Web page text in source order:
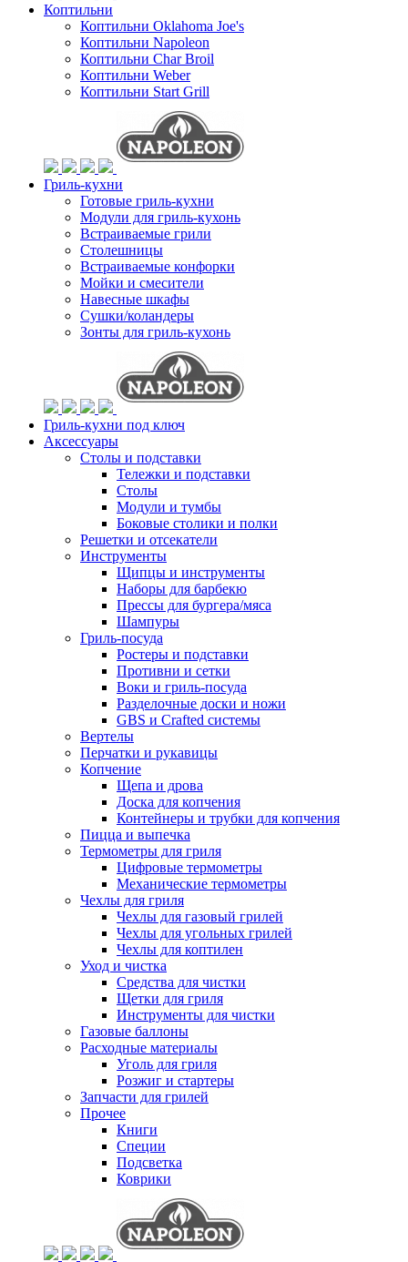
Коптильни
Коптильни Oklahoma Joe's
Коптильни Napoleon
Коптильни Char Broil
Коптильни Weber
Коптильни Start Grill
Гриль-кухни
Готовые гриль-кухни
Модули для гриль-кухонь
Встраиваемые грили
Столешницы
Встраиваемые конфорки
Мойки и смесители
Навесные шкафы
Сушки/коландеры
Зонты для гриль-кухонь
Гриль-кухни под ключ
Аксессуары
Столы и подставки
Тележки и подставки
Столы
Модули и тумбы
Боковые столики и полки
Решетки и отсекатели
Инструменты
Щипцы и инструменты
Наборы для барбекю
Прессы для бургера/мяса
Шампуры
Гриль-посуда
Ростеры и подставки
Противни и сетки
Воки и гриль-посуда
Разделочные доски и ножи
GBS и Crafted системы
Вертелы
Перчатки и рукавицы
Копчение
Щепа и дрова
Доска для копчения
Контейнеры и трубки для копчения
Пицца и выпечка
Термометры для гриля
Цифровые термометры
Механические термометры
Чехлы для гриля
Чехлы для газовый грилей
Чехлы для угольных грилей
Чехлы для коптилен
Уход и чистка
Средства для чистки
Щетки для гриля
Инструменты для чистки
Газовые баллоны
Расходные материалы
Уголь для гриля
Розжиг и стартеры
Запчасти для грилей
Прочее
Книги
Специи
Подсветка
Коврики